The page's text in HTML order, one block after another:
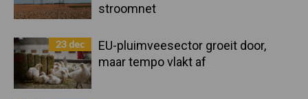
stroomnet
23 dec
EU-pluimveesector groeit door,
maar tempo vlakt af